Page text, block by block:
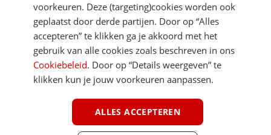
DIRECT NAAR
MEER ACSI FREELIFE
voorkeuren. Deze (targeting)cookies worden ook
geplaatst door derde partijen. Door op “Alles
accepteren” te klikken ga je akkoord met het
gebruik van alle cookies zoals beschreven in ons
Cookiebeleid. Door op “Details weergeven” te
klikken kun je jouw voorkeuren aanpassen.
ALLES ACCEPTEREN